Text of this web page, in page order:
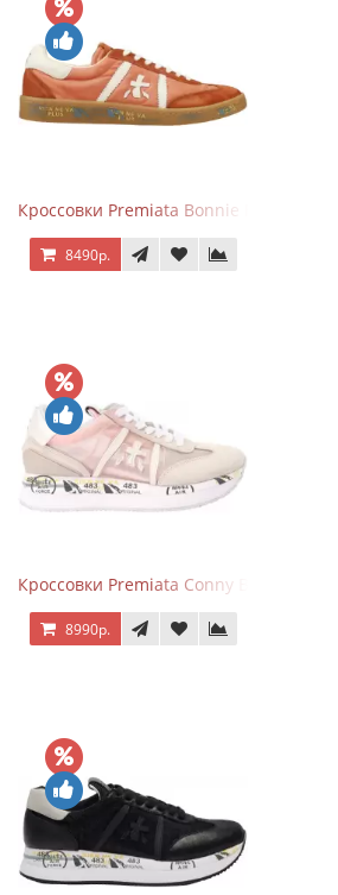
Кроссовки Premiata Bonnie Brick Orange
8490р.
Кроссовки Premiata Conny Beige Pink
8990р.